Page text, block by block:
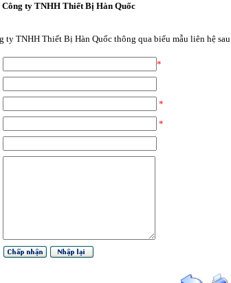
Công ty TNHH Thiết Bị Hàn Quốc
ty TNHH Thiết Bị Hàn Quốc thông qua biểu mẫu liên hệ sau
*
*
*